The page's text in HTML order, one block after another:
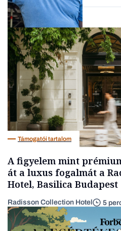
Társadalom
Támogatói tartalom
A figyelem mint
át a luxus fogalmát a
Hotel, Basilica Budapest
Radisson Collection Hotel 5